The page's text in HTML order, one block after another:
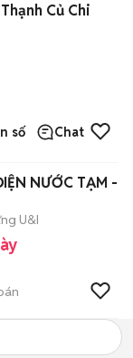
Củ Chi
số Chat
NƯỚC TẠM -
U&I